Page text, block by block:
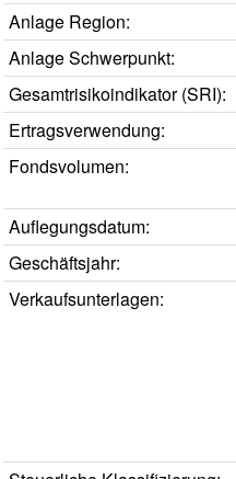
Anlage Region:
Anlage Schwerpunkt:
Gesamtrisikoindikator (SRI):
Ertragsverwendung:
Fondsvolumen:
Auflegungsdatum:
Geschäftsjahr:
Verkaufsunterlagen: